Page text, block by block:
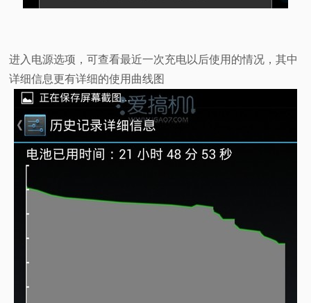
进入电源选项，可查看最近一次充电以后使用的情况，其中
详细信息更有详细的使用曲线图